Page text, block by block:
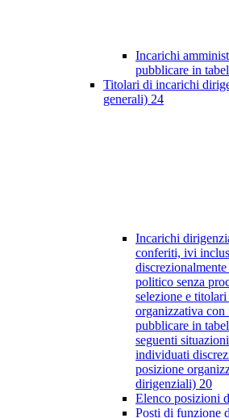
Incarichi
pubblicare in
Titolari di incarichi
generali) 24
Incarichi
conferiti, ivi
politico senza
selezione e
organizzativa
pubblicare in
seguenti
individuati
posizione
dirigenziali) 20
Elenco posizioni
Posti di funzione